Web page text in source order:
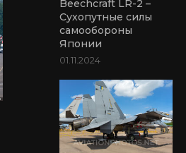
Beechcraft LR-2 –
Сухопутные силы
самообороны
Японии
01.11.2024